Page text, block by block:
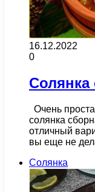
16.12.2022
0
Солянка
Очень
солянка
отличный
вы еще не
Солянка